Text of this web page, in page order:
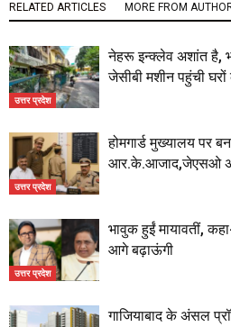
RELATED ARTICLES MORE FROM
उत्तर प्रदेश
नेहरू इन्क्लेव अशांत है,
जेसीबी मशीन पहुंची
उत्तर प्रदेश
होमगार्ड मुख्यालय पर
आर.के.आजाद,जेएसओ
उत्तर प्रदेश
भावुक हुईं मायावतीं,
आगे बढ़ाऊंगी
गाजियाबाद के अंसल